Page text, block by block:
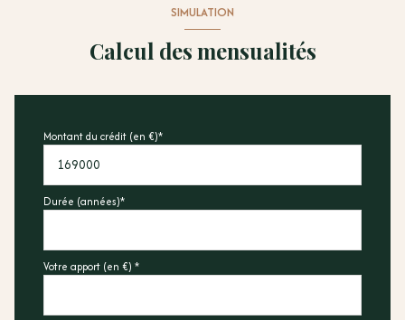
SIMULATION
Calcul des mensualités
Montant du crédit (en €)*
Durée (années)*
Votre apport (en €) *